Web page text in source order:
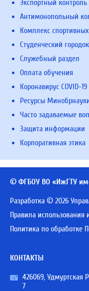
Экспортный контроль
Антимонопольный
Комплекс
Студенческий городок
Служебный раздел
Оплата обучения
Коронавирус COVID-19
Ресурсы
Часто задаваемые
Защита информации
Корпоративная этика
© ФГБОУ ВО «ИжГТУ
Разработка © 2026
Правила
Политика по обработке
КОНТАКТЫ
426069, Удмуртская
7